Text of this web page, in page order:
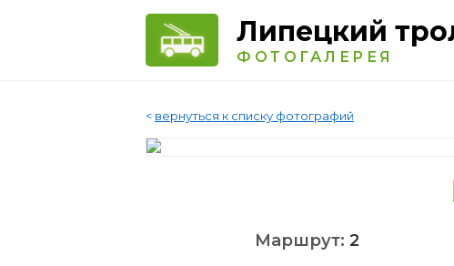
Липецкий
ФОТОГАЛЕРЕЯ
< вернуться к списку фотографий
Маршрут: 2